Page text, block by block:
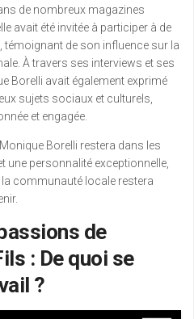
de nombreux magazines
avait été invitée à participer à de
de son influence sur la
À travers ses interviews et ses
Borelli avait également exprimé
sujets sociaux et culturels,
et engagée.
Borelli restera dans les
personnalité exceptionnelle,
communauté locale restera
de
: De quoi se
?